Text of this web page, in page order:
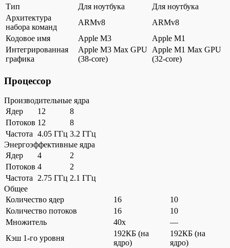
Тип
Для ноутбука
Для ноутбука
Архитектура
набора команд
ARMv8
ARMv8
Кодовое имя
Apple M3
Apple M1
Интегрированная
графика
Apple M3 Max GPU
(38-core)
Apple M1 Max GPU
(32-core)
Процессор
Производительные ядра
Ядер
12
8
Потоков 12
8
Частота 4.05 ГГц 3.2 ГГц
Энергоэффективные ядра
Ядер
4
2
Потоков 4
2
Частота 2.75 ГГц 2.1 ГГц
Общее
Количество ядер
16
10
Количество потоков
16
10
Множитель
40x
—
Кэш 1-го уровня
192КБ (на
ядро)
192КБ (на
ядро)